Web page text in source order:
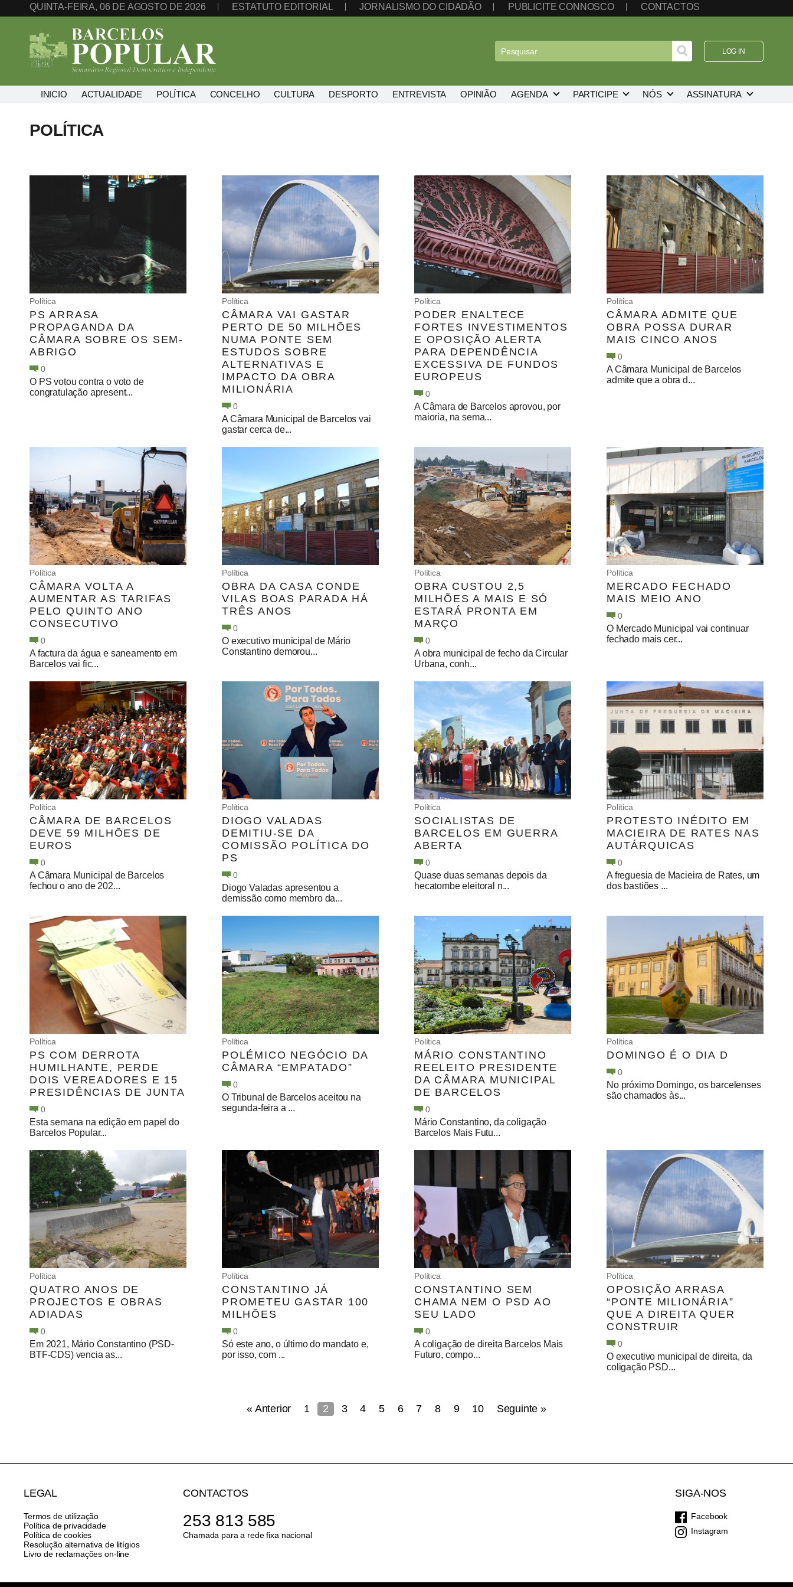
QUINTA-FEIRA, 06 DE AGOSTO DE 2026 ESTATUTO EDITORIAL JORNALISMO DO CIDADÃO PUBLICITE CONNOSCO CONTACTOS
LOG IN
INICIO ACTUALIDADE POLÍTICA CONCELHO CULTURA DESPORTO ENTREVISTA
OPINIÃO
POLÍTICA
Política
PS ARRASA
PROPAGANDA DA
CÂMARA SOBRE OS SEM-
ABRIGO
0
O PS votou contra o voto de
congratulação apresent...
Política
CÂMARA VAI GASTAR
PERTO DE 50 MILHÕES
NUMA PONTE SEM
ESTUDOS SOBRE
ALTERNATIVAS E
IMPACTO DA OBRA
MILIONÁRIA
0
A Câmara Municipal de Barcelos vai
gastar cerca de...
Política
PODER ENALTECE
FORTES INVESTIMENTOS
E OPOSIÇÃO ALERTA
PARA DEPENDÊNCIA
EXCESSIVA DE FUNDOS
EUROPEUS
0
A Câmara de Barcelos aprovou, por
maioria, na sema...
Política
CÂMARA ADMITE QUE
OBRA POSSA DURAR
MAIS CINCO ANOS
0
A Câmara Municipal de Barcelos
admite que a obra d...
Política
CÂMARA VOLTA A
AUMENTAR AS TARIFAS
PELO QUINTO ANO
CONSECUTIVO
0
A factura da água e saneamento em
Barcelos vai fic...
Política
OBRA DA CASA CONDE
VILAS BOAS PARADA HÁ
TRÊS ANOS
0
O executivo municipal de Mário
Constantino demorou...
Política
OBRA CUSTOU 2,5
MILHÕES A MAIS E SÓ
ESTARÁ PRONTA EM
MARÇO
0
A obra municipal de fecho da Circular
Urbana, conh...
Política
MERCADO FECHADO
MAIS MEIO ANO
0
O Mercado Municipal vai continuar
fechado mais cer...
Política
CÂMARA DE BARCELOS
DEVE 59 MILHÕES DE
EUROS
0
A Câmara Municipal de Barcelos
fechou o ano de 202...
Política
DIOGO VALADAS
DEMITIU-SE DA
COMISSÃO POLÍTICA DO
PS
0
Diogo Valadas apresentou a
demissão como membro da...
Política
SOCIALISTAS DE
BARCELOS EM GUERRA
ABERTA
0
Quase duas semanas depois da
hecatombe eleitoral n...
Política
PROTESTO INÉDITO EM
MACIEIRA DE RATES NAS
AUTÁRQUICAS
0
A freguesia de Macieira de Rates, um
dos bastiões ...
Política
PS COM DERROTA
HUMILHANTE, PERDE
DOIS VEREADORES E 15
PRESIDÊNCIAS DE JUNTA
0
Esta semana na edição em papel do
Barcelos Popular...
Política
POLÉMICO NEGÓCIO DA
CÂMARA “EMPATADO”
0
O Tribunal de Barcelos aceitou na
segunda-feira a ...
Política
MÁRIO CONSTANTINO
REELEITO PRESIDENTE
DA CÂMARA MUNICIPAL
DE BARCELOS
0
Mário Constantino, da coligação
Barcelos Mais Futu...
Política
DOMINGO É O DIA D
0
No próximo Domingo, os barcelenses
são chamados às...
Política
QUATRO ANOS DE
PROJECTOS E OBRAS
ADIADAS
0
Em 2021, Mário Constantino (PSD-
BTF-CDS) vencia as...
Política
CONSTANTINO JÁ
PROMETEU GASTAR 100
MILHÕES
0
Só este ano, o último do mandato e,
por isso, com ...
Política
CONSTANTINO SEM
CHAMA NEM O PSD AO
SEU LADO
0
A coligação de direita Barcelos Mais
Futuro, compo...
Política
OPOSIÇÃO ARRASA
“PONTE MILIONÁRIA”
QUE A DIREITA QUER
CONSTRUIR
0
O executivo municipal de direita, da
coligação PSD...
« Anterior 1 2 3 4 5 6 7 8 9 10 Seguinte »
LEGAL
Termos de utilização
Política de privacidade
Política de cookies
Resolução alternativa de litígios
Livro de reclamações on-line
CONTACTOS
253 813 585
Chamada para a rede fixa nacional
SIGA-NOS
Facebook
Instagram